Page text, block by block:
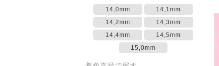
14,0mm
14,1mm
14,2mm
14,3mm
14,4mm
14,5mm
15,0mm